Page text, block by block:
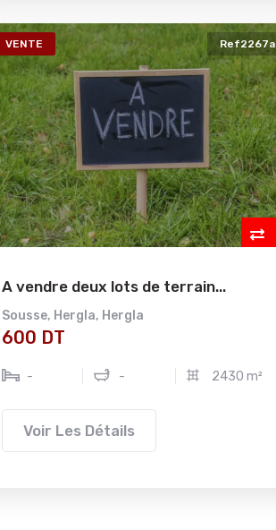
VENTE Ref2267a
A vendre deux lots de terrain...
Sousse, Hergla, Hergla
600 DT
- - 2430 m²
Voir Les Détails